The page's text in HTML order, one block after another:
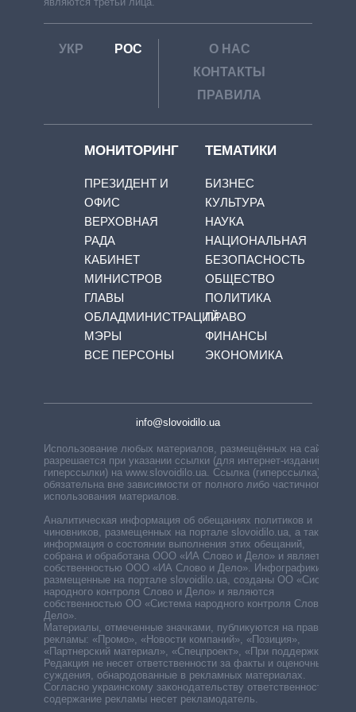
УКР РОС
О НАС
КОНТАКТЫ
ПРАВИЛА
МОНИТОРИНГ
ПРЕЗИДЕНТ И
ОФИС
ВЕРХОВНАЯ
РАДА
КАБИНЕТ
МИНИСТРОВ
ГЛАВЫ
ОБЛАДМИНИСТРАЦИЙ
МЭРЫ
ВСЕ ПЕРСОНЫ
ТЕМАТИКИ
БИЗНЕС
КУЛЬТУРА
НАУКА
НАЦИОНАЛЬНАЯ
БЕЗОПАСНОСТЬ
ОБЩЕСТВО
ПОЛИТИКА
ПРАВО
ФИНАНСЫ
ЭКОНОМИКА
info@slovoidilo.ua
Использование любых материалов, размещённых на сайте,
разрешается при указании ссылки (для интернет-изданий —
гиперссылки) на www.slovoidilo.ua. Ссылка (гиперссылка)
обязательна вне зависимости от полного либо частичного
использования материалов.
Аналитическая информация об обещаниях политиков и
чиновников, размещенных на портале slovoidilo.ua, а также
информация о состоянии выполнения этих обещаний,
собрана и обработана ООО «ИА Слово и Дело» и является
собственностью ООО «ИА Слово и Дело». Инфографики,
размещенные на портале slovoidilo.ua, созданы ОО «Система
народного контроля Слово и Дело» и являются
собственностью ОО «Система народного контроля Слово и
Дело».
Материалы, отмеченные значками, публикуются на правах
рекламы: «Промо», «Новости компаний», «Позиция»,
«Партнерский материал», «Спецпроект», «При поддержке».
Редакция не несет ответственности за факты и оценочные
суждения, обнародованные в рекламных материалах.
Согласно украинскому законодательству ответственность за
содержание рекламы несет рекламодатель.